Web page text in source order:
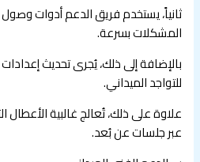
المشكلات بسرعة.
بالإضافة إلى ذلك، يُجرى تحديث
للتواجد الميداني.
علاوة على ذلك، تُعالج غالبية
عبر جلسات عن بُعد.